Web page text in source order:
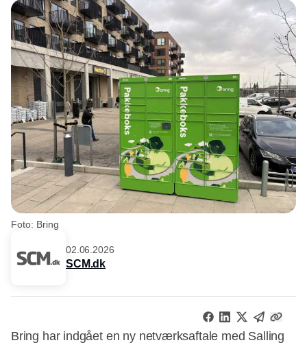
Foto: Bring
02.06.2026
SCM.dk
Bring har indgået en ny netværksaftale med Salling